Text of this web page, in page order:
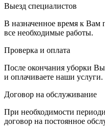
Выезд специалистов
В назначенное время к Вам
все необходимые работы.
Проверка и оплата
После окончания уборки
и оплачиваете наши услуги.
Договор на обслуживание
При необходимости
договор на постоянное